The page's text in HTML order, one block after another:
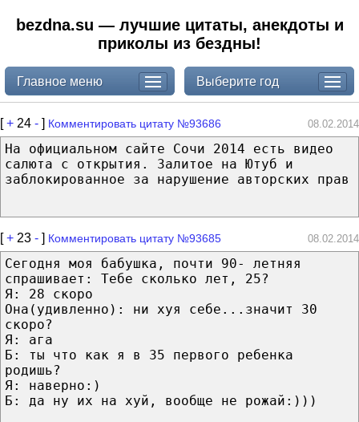
bezdna.su — лучшие цитаты, анекдоты и
приколы из бездны!
Главное меню Выберите год
[+ 24 - ] Комментировать цитату №93686 08.02.2014
На официальном сайте Сочи 2014 есть видео
салюта с открытия. Залитое на Ютуб и
заблокированное за нарушение авторских прав
[+ 23 - ] Комментировать цитату №93685 08.02.2014
Сегодня моя бабушка, почти 90- летняя
спрашивает: Тебе сколько лет, 25?
Я: 28 скоро
Она(удивленно): ни хуя себе...значит 30
скоро?
Я: ага
Б: ты что как я в 35 первого ребенка
родишь?
Я: наверно:)
Б: да ну их на хуй, вообще не рожай:)))